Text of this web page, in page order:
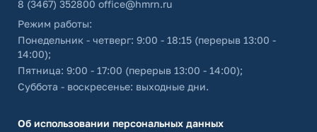
8 (3467) 352800 office@hmrn.ru
Режим работы:
Понедельник - четверг: 9:00 - 18:15 (перерыв 13:00 -
14:00);
Пятница: 9:00 - 17:00 (перерыв 13:00 - 14:00);
Суббота - воскресенье: выходные дни.
Об использовании персональных данных